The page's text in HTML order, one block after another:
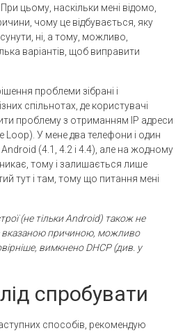
цьому, наскільки мені відомо,
чому це відбувається, яку
ні, а тому, можливо,
варіантів, щоб виправити
проблеми зібрані і
спільнотах, де користувачі
проблему з отриманням IP адреси
Loop). У мене два телефони і один
Android (4.1, 4.2 і 4.4), але на жодному
тому і залишається лише
тут і там, тому що питання мені
(не тількиAndroid) також не
вказаною причиною, можливо
вимкненоDHCP (див. у
спробувати
способів, рекомендую